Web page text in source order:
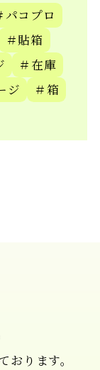
パコプロ
＃貼箱
＃在庫
ジ
＃箱
おります。